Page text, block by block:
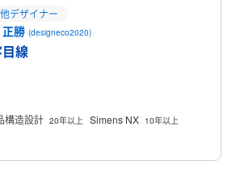
デザイナー
正勝(designeco2020)
線
構造設計 20年以上 Simens NX 10年以上